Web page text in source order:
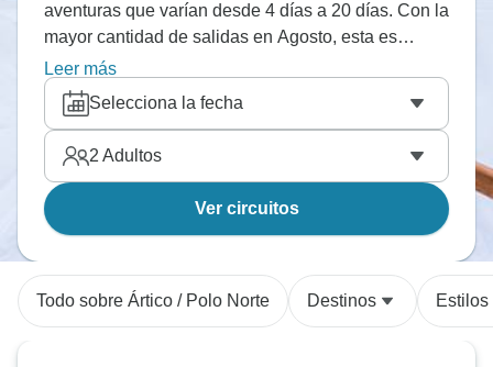
aventuras que varían desde 4 días a 20 días. Con la
mayor cantidad de salidas en Agosto, esta es
también la época más popular del año.
Leer más
Selecciona la fecha
2 Adultos
Ver circuitos
Todo sobre Ártico / Polo Norte Destinos